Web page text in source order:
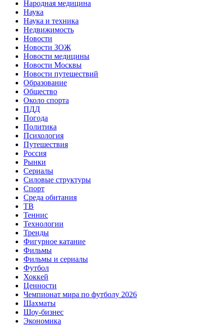
Народная медицина
Наука
Наука и техника
Недвижимость
Новости
Новости ЗОЖ
Новости медицины
Новости Москвы
Новости путешествий
Образование
Общество
Около спорта
ПДД
Погода
Политика
Психология
Путешествия
Россия
Рынки
Сериалы
Силовые структуры
Спорт
Среда обитания
ТВ
Теннис
Технологии
Тренды
Фигурное катание
Фильмы
Фильмы и сериалы
Футбол
Хоккей
Ценности
Чемпионат мира по футболу 2026
Шахматы
Шоу-бизнес
Экономика